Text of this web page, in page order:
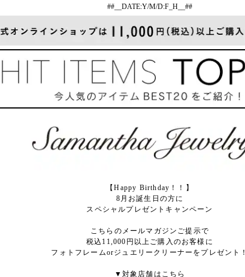
##__DATE:Y/M/D:F_H__##
【Happy Birthday！！】
8月お誕生日の方に
スペシャルプレゼントキャンペーン
こちらのメールマガジンご提示で
税込11,000円以上ご購入のお客様に
フォトフレームorジュエリークリーナーをプレゼント！
▼対象店舗はこちら